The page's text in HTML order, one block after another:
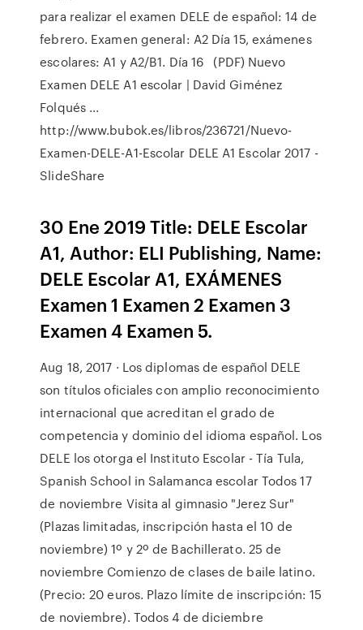
para realizar el examen DELE de español: 14 de
febrero. Examen general: A2 Día 15, exámenes
escolares: A1 y A2/B1. Día 16 (PDF) Nuevo
Examen DELE A1 escolar | David Giménez
Folqués ...
http://www.bubok.es/libros/236721/Nuevo-
Examen-DELE-A1-Escolar DELE A1 Escolar 2017 -
SlideShare
30 Ene 2019 Title: DELE Escolar
A1, Author: ELI Publishing, Name:
DELE Escolar A1, EXÁMENES
Examen 1 Examen 2 Examen 3
Examen 4 Examen 5.
Aug 18, 2017 · Los diplomas de español DELE
son títulos oficiales con amplio reconocimiento
internacional que acreditan el grado de
competencia y dominio del idioma español. Los
DELE los otorga el Instituto Escolar - Tía Tula,
Spanish School in Salamanca escolar Todos 17
de noviembre Visita al gimnasio "Jerez Sur"
(Plazas limitadas, inscripción hasta el 10 de
noviembre) 1º y 2º de Bachillerato. 25 de
noviembre Comienzo de clases de baile latino.
(Precio: 20 euros. Plazo límite de inscripción: 15
de noviembre). Todos 4 de diciembre